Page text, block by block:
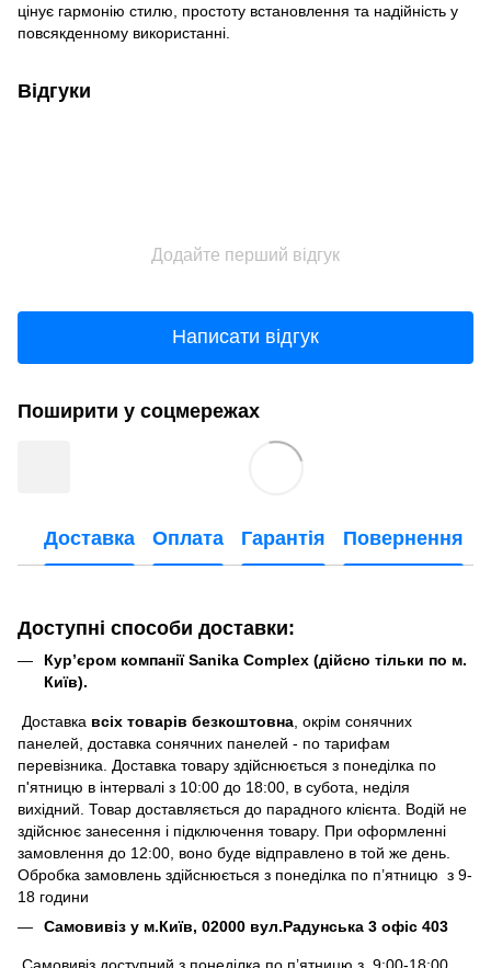
цінує гармонію стилю, простоту встановлення та надійність у
повсякденному використанні.
Відгуки
Додайте перший відгук
Написати відгук
Поширити у соцмережах
Доставка Оплата Гарантія Повернення
Доступні способи доставки:
Кур’єром компанії Sanika Complex (дійсно тільки по м.
Київ).
Доставка всіх товарів безкоштовна , окрім сонячних
панелей, доставка сонячних панелей - по тарифам
перевізника. Доставка товару здійснюється з понеділка по
п'ятницю в інтервалі з 10:00 до 18:00, в субота, неділя
вихідний. Товар доставляється до парадного клієнта. Водій не
здійснює занесення і підключення товару. При оформленні
замовлення до 12:00, воно буде відправлено в той же день.
Обробка замовлень здійснюється з понеділка по п’ятницю з 9-
18 години
Самовивіз у м.Київ, 02000 вул.Радунська 3 офіс 403